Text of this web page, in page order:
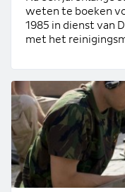
weten te boeken
1985 in dienst van
met het